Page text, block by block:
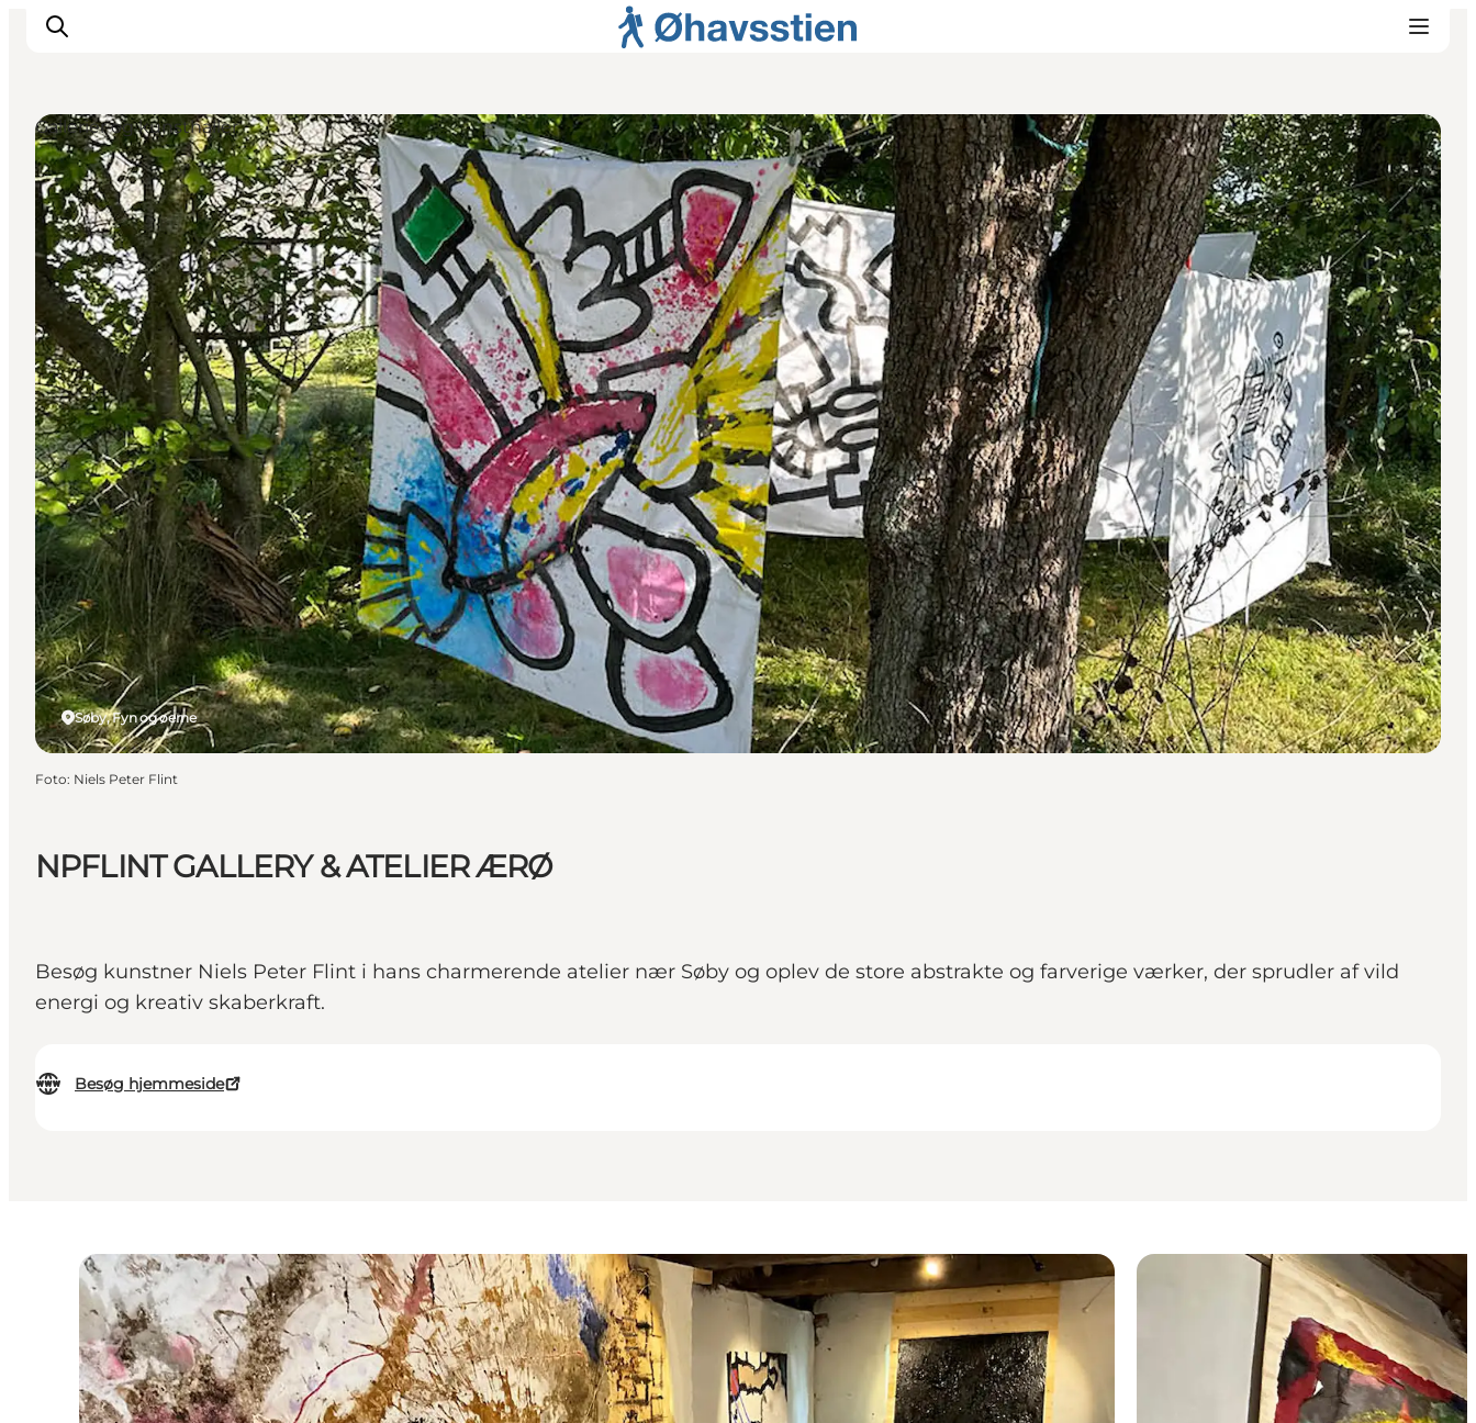
Inspiration
Vandreruter
Planlægning
NPFLINT GALLERY & ATELIER ÆRØ
Besøg kunstner Niels Peter Flint i hans charmerende atelier nær Søby og oplev de store abstrakte og farverige værker, der sprudler af vild
energi og kreativ skaberkraft.
Besøg hjemmeside
Søby, Fyn og øerne
Gallerier og kunsthaller
Foto: Niels Peter Flint